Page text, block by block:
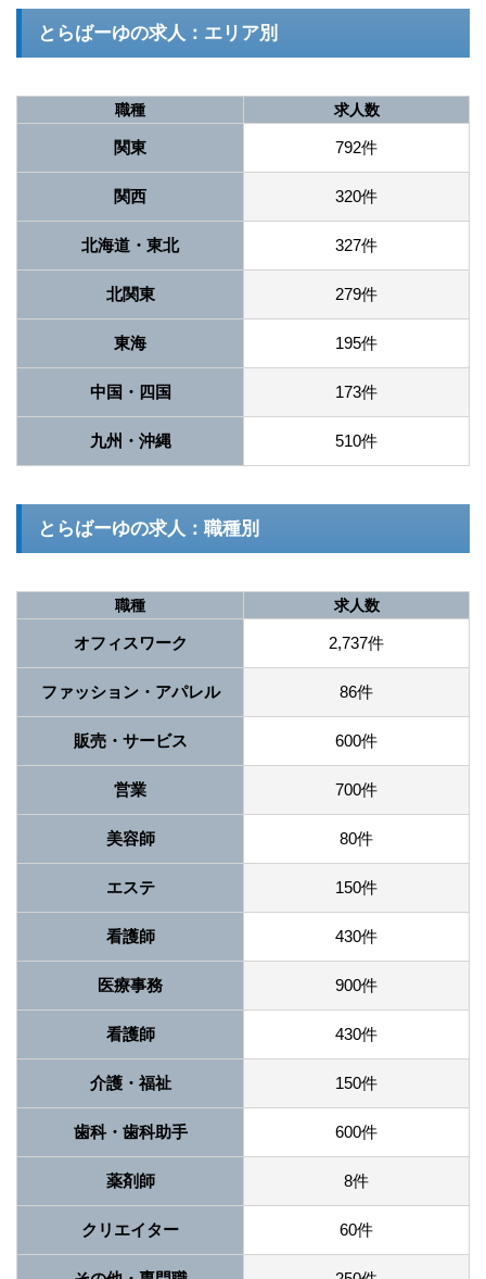
とらばーゆの求人：エリア別
職種 求人数
関東 792件
関西 320件
北海道・東北 327件
北関東 279件
東海 195件
中国・四国 173件
九州・沖縄 510件
とらばーゆの求人：職種別
職種 求人数
オフィスワーク 2,737件
ファッション・アパレル 86件
販売・サービス 600件
営業 700件
美容師 80件
エステ 150件
看護師 430件
医療事務 900件
看護師 430件
介護・福祉 150件
歯科・歯科助手 600件
薬剤師 8件
クリエイター 60件